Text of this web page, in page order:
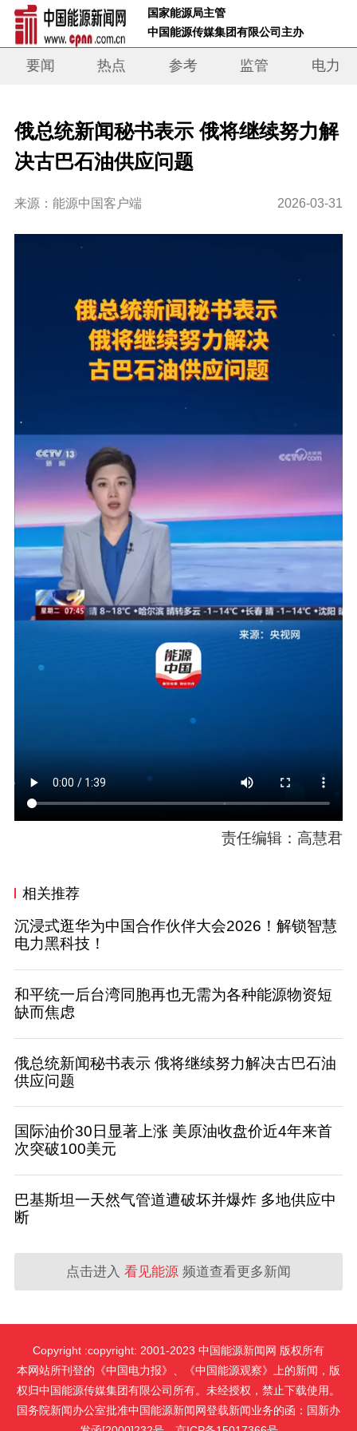
国家能源局主管
中国能源传媒集团有限公司主办
要闻 热点 参考 监管 电力
俄总统新闻秘书表示 俄将继续努力解
决古巴石油供应问题
来源：能源中国客户端 2026-03-31
责任编辑：高慧君
相关推荐
沉浸式逛华为中国合作伙伴大会2026！解锁智慧
电力黑科技！
和平统一后台湾同胞再也无需为各种能源物资短
缺而焦虑
俄总统新闻秘书表示 俄将继续努力解决古巴石油
供应问题
国际油价30日显著上涨 美原油收盘价近4年来首
次突破100美元
巴基斯坦一天然气管道遭破坏并爆炸 多地供应中
断
点击进入 看见能源 频道查看更多新闻
Copyright :copyright: 2001-2023 中国能源新闻网 版权所有
本网站所刊登的《中国电力报》、《中国能源观察》上的新闻，版
权归中国能源传媒集团有限公司所有。未经授权，禁止下载使用。
国务院新闻办公室批准中国能源新闻网登载新闻业务的函：国新办